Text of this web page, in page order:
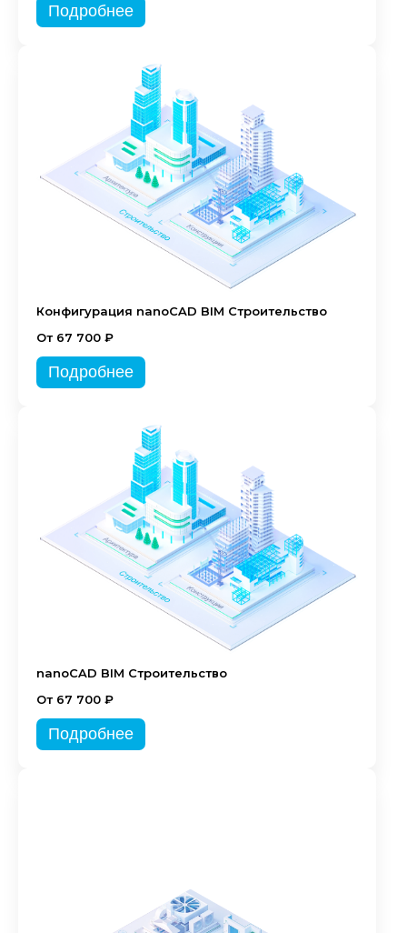
Подробнее
Конфигурация nanoCAD BIM Строительство
От 67 700 ₽
Подробнее
nanoCAD BIM Строительство
От 67 700 ₽
Подробнее